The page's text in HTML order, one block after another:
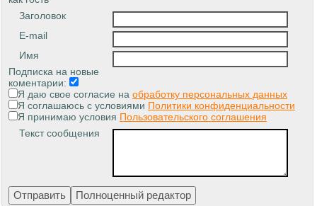
Заголовок
E-mail
Имя
Подписка на новые
коментарии:
Я даю свое согласие на обработку персональных данных
Я соглашаюсь с условиями Политики конфиденциальности
Я принимаю условия Пользовательского соглашения
Текст сообщения